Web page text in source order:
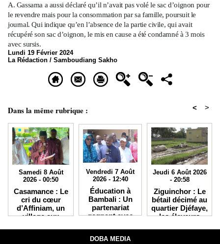
A. Gassama a aussi déclaré qu’il n’avait pas volé le sac d’oignon pour
le revendre mais pour la consommation par sa famille, poursuit le
journal. Qui indique qu’en l’absence de la partie civile, qui avait
récupéré son sac d’oignon, le mis en cause a été condamné à 3 mois
avec sursis.
Lundi 19 Février 2024
La Rédaction / Samboudiang Sakho
Dans la même rubrique : < >
Samedi 8 Août
2026 - 00:50
Casamance : Le
cri du cœur
d’Affiniam, un
village aux
Vendredi 7 Août
2026 - 12:40
Éducation à
Bambali : Un
partenariat
gagnant avec
bourses
Jeudi 6 Août 2026
- 20:58
Ziguinchor : Le
bétail décimé au
quartier Djéfaye,
les éleveurs
DOBA MEDIA